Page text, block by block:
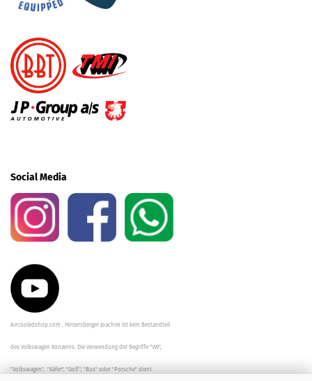
Social Media
Aircooledshop.com , Hintersberger Joachim ist kein Bestandteil
des Volkswagen Konzerns. Die Verwendung der Begriffe "VW",
"Volkswagen", "Käfer", "Golf", "Bus" oder "Porsche" dient